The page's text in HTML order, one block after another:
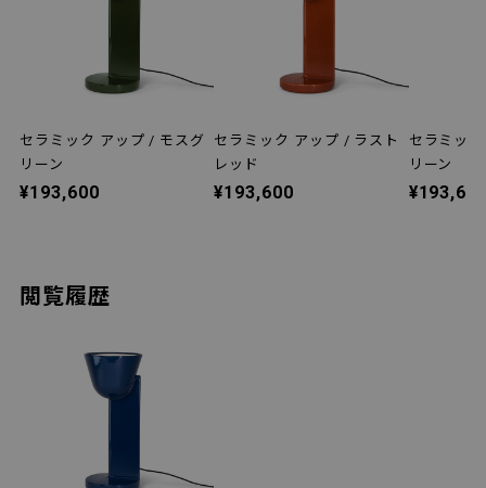
セラミック アップ / モスグ
リーン
¥193,600
セラミック アップ / ラスト
レッド
¥193,600
セラミッ
リーン
閲覧履歴